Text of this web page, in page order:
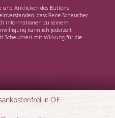
und Anklicken des Buttons
dass René Scheucher
Informationen zu seinem
kann ich jederzeit
Scheucher) mit Wirkung für die
in DE